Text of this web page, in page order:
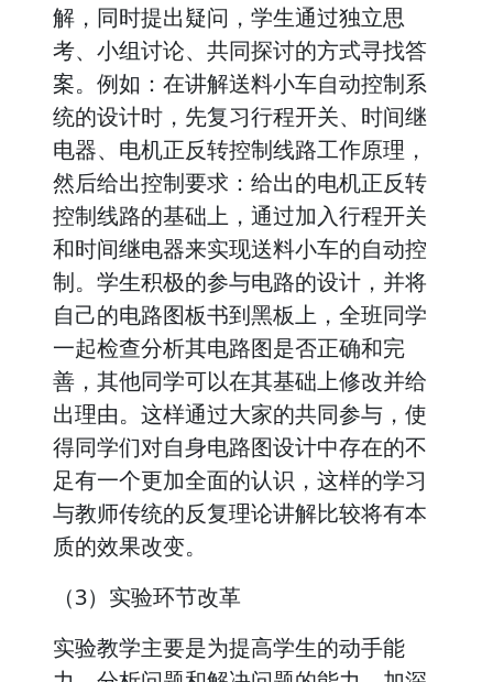
解，同时提出疑问，学生通过独立思
考、小组讨论、共同探讨的方式寻找答
案。例如：在讲解送料小车自动控制系
统的设计时，先复习行程开关、时间继
电器、电机正反转控制线路工作原理，
然后给出控制要求：给出的电机正反转
控制线路的基础上，通过加入行程开关
和时间继电器来实现送料小车的自动控
制。学生积极的参与电路的设计，并将
自己的电路图板书到黑板上，全班同学
一起检查分析其电路图是否正确和完
善，其他同学可以在其基础上修改并给
出理由。这样通过大家的共同参与，使
得同学们对自身电路图设计中存在的不
足有一个更加全面的认识，这样的学习
与教师传统的反复理论讲解比较将有本
质的效果改变。
（3）实验环节改革
实验教学主要是为提高学生的动手能